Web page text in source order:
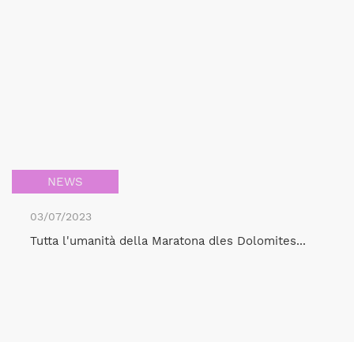
NEWS
03/07/2023
Tutta l'umanità della Maratona dles Dolomites...